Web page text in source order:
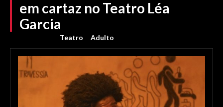
em cartaz no Teatro Léa
Garcia
Teatro Adulto